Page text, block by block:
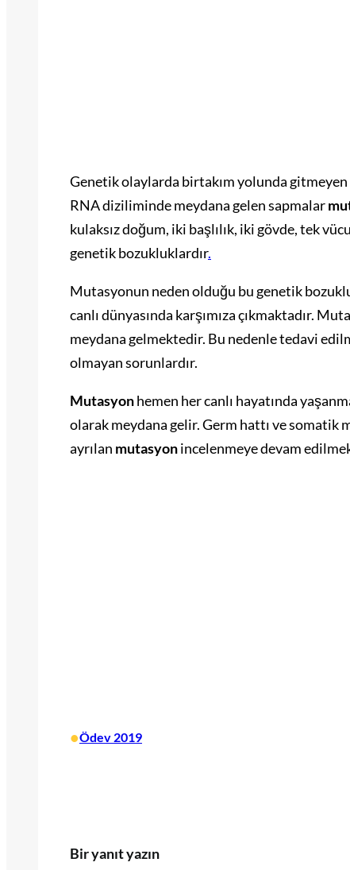
Genetik olaylarda birtakım yolunda
RNA diziliminde meydana gelen sapmalar
kulaksız doğum, iki başlılık, iki gövde, tek
genetik bozukluklardır.
Mutasyonun neden olduğu bu genetik
canlı dünyasında karşımıza çıkmaktadır.
meydana gelmektedir. Bu nedenle tedavi
olmayan sorunlardır.
Mutasyonhemen her canlı hayatında
olarak meydana gelir. Germ hattı ve somatik
ayrılan mutasyonincelenmeye devam
•Ödev 2019
Bir yanıt yazın